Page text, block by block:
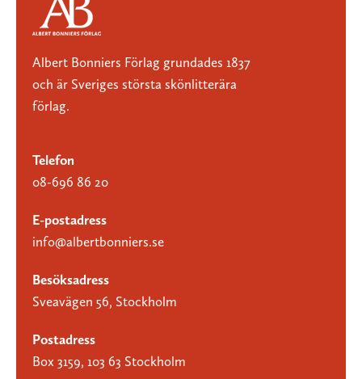
Albert Bonniers Förlag grundades 1837
och är Sveriges största skönlitterära
förlag.
Telefon
08-696 86 20
E-postadress
info@albertbonniers.se
Besöksadress
Sveavägen 56, Stockholm
Postadress
Box 3159, 103 63 Stockholm